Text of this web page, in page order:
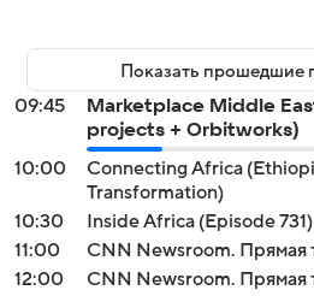
Показать прошедшие
09:45
Marketplace Middle
projects + Orbitworks)
10:00
Connecting Africa
Transformation)
10:30
Inside Africa (Episode 731)
11:00
CNN Newsroom. Прямая
12:00
CNN Newsroom. Прямая